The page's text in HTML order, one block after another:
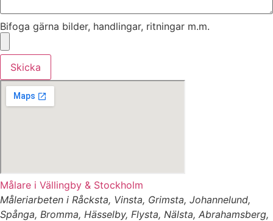
Bifoga gärna bilder, handlingar, ritningar m.m.
Skicka
Målare i Vällingby & Stockholm
Måleriarbeten i Råcksta, Vinsta, Grimsta, Johannelund,
Spånga, Bromma, Hässelby, Flysta, Nälsta, Abrahamsberg,